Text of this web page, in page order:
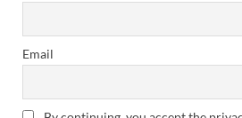
Email